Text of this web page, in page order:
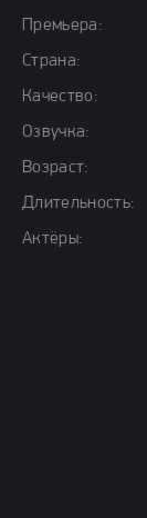
Премьера:
Страна:
Качество:
Озвучка:
Возраст:
Длительность:
Актёры: